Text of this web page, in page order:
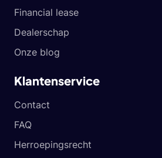
Financial lease
Dealerschap
Onze blog
Klantenservice
Contact
FAQ
Herroepingsrecht